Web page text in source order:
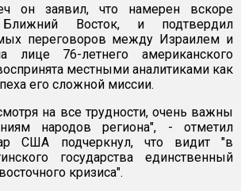
он заявил, что намерен вскоре
Восток, и подтвердил
переговоров между Израилем и
76-летнего американского
местными аналитиками как
его сложной миссии.
на все трудности, очень важны
народов региона", - отметил
США подчеркнул, что видит "в
государства единственный
кризиса".